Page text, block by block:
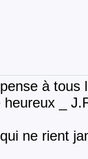
à tous
heureux _
ne rient